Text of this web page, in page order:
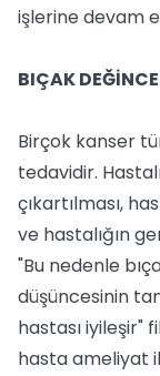
işlerine devam
BIÇAK
Birçok kanser
tedavidir.
çıkartılması,
ve hastalığın
"Bu nedenle
düşüncesinin
hastası iyileşir"
hasta ameliyat